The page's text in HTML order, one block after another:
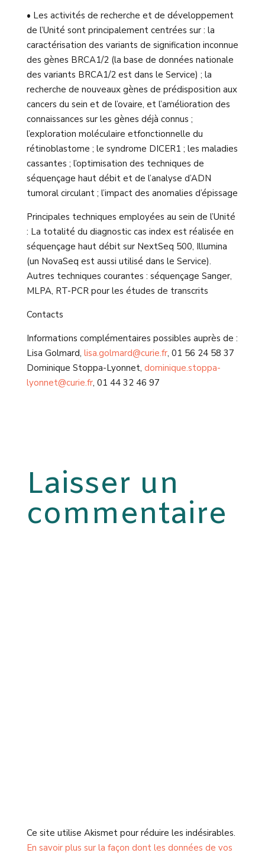
• Les activités de recherche et de développement
de l’Unité sont principalement centrées sur : la
caractérisation des variants de signification inconnue
des gènes BRCA1/2 (la base de données nationale
des variants BRCA1/2 est dans le Service) ; la
recherche de nouveaux gènes de prédisposition aux
cancers du sein et de l’ovaire, et l’amélioration des
connaissances sur les gènes déjà connus ;
l’exploration moléculaire etfonctionnelle du
rétinoblastome ; le syndrome DICER1 ; les maladies
cassantes ; l’optimisation des techniques de
séquençage haut débit et de l’analyse d’ADN
tumoral circulant ; l’impact des anomalies d’épissage
Principales techniques employées au sein de l’Unité
: La totalité du diagnostic cas index est réalisée en
séquençage haut débit sur NextSeq 500, Illumina
(un NovaSeq est aussi utilisé dans le Service).
Autres techniques courantes : séquençage Sanger,
MLPA, RT-PCR pour les études de transcrits
Contacts
Informations complémentaires possibles auprès de :
Lisa Golmard, lisa.golmard@curie.fr, 01 56 24 58 37
Dominique Stoppa-Lyonnet, dominique.stoppa-
lyonnet@curie.fr, 01 44 32 46 97
Laisser un
commentaire
Ce site utilise Akismet pour réduire les indésirables.
En savoir plus sur la façon dont les données de vos